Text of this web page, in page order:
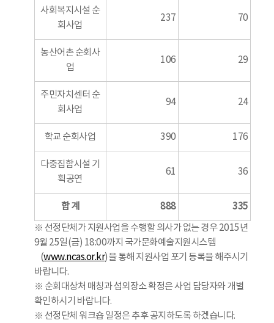
사회복지시설 순
회사업
237 70
농산어촌 순회사
업
106 29
주민자치센터 순
회사업
94 24
학교 순회사업 390 176
다중집합시설 기
획공연
61 36
합 계 888 335
※ 선정단체가 지원사업을 수행할 의사가 없는 경우 2015년
9월 25일(금) 18:00까지 국가문화예술지원시스템
(www.ncas.or.kr)을 통해 지원사업 포기 등록을 해주시기
바랍니다.
※ 순회대상처 매칭과 섭외장소 확정은 사업 담당자와 개별
확인하시기 바랍니다.
※ 선정단체 워크숍 일정은 추후 공지하도록 하겠습니다.